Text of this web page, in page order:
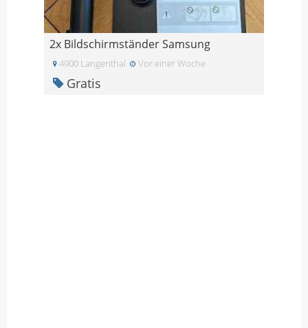
2x Bildschirmständer Samsung
4900 Langenthal Vor einer Woche
Gratis